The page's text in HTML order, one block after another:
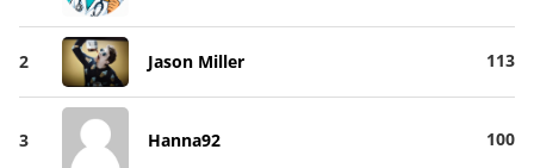
2 Jason Miller 113
3 Hanna92 100